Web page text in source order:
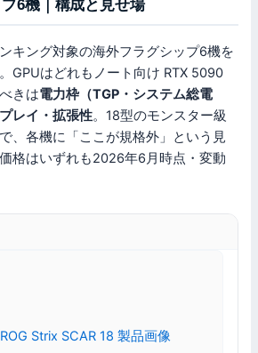
6機｜構成と見せ場
キング対象の海外フラグシップ6機を
GPUはどれもノート向け RTX 5090
きは電力枠（TGP・システム総電
レイ・拡張性。18型のモンスター級
、各機に「ここが規格外」という見
格はいずれも2026年6月時点・変動